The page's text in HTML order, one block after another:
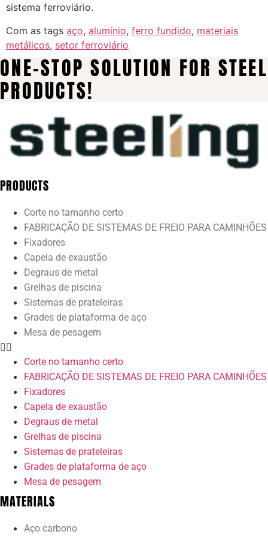
sistema ferroviário.
Com as tags aço, alumínio, ferro fundido, materiais
metálicos, setor ferroviário
ONE-STOP SOLUTION FOR STEEL
PRODUCTS!
PRODUCTS
Corte no tamanho certo
FABRICAÇÃO DE SISTEMAS DE FREIO PARA CAMINHÕES
Fixadores
Capela de exaustão
Degraus de metal
Grelhas de piscina
Sistemas de prateleiras
Grades de plataforma de aço
Mesa de pesagem
Corte no tamanho certo
FABRICAÇÃO DE SISTEMAS DE FREIO PARA CAMINHÕES
Fixadores
Capela de exaustão
Degraus de metal
Grelhas de piscina
Sistemas de prateleiras
Grades de plataforma de aço
Mesa de pesagem
MATERIALS
Aço carbono